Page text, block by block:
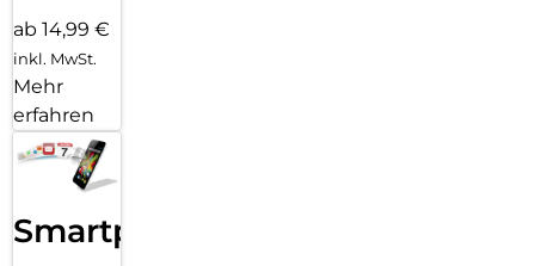
ab 14,99 €
inkl. MwSt.
Mehr
erfahren
Smartphone